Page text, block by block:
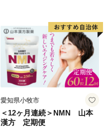
愛知県小牧市
＜12ヶ月連続＞NMN 山本
漢方 定期便